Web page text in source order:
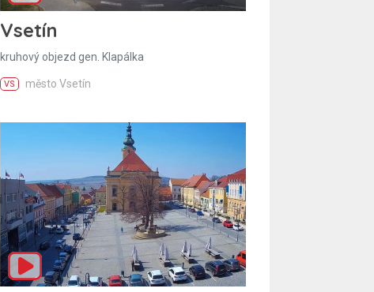
Vsetín
kruhový objezd gen. Klapálka
VS město Vsetín